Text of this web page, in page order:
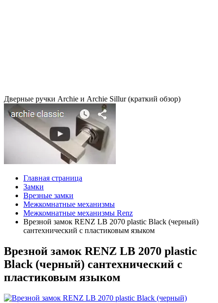
Дверные ручки Archie и Archie Sillur (краткий обзор)
Главная страница
Замки
Врезные замки
Межкомнатные механизмы
Межкомнатные механизмы Renz
Врезной замок RENZ LB 2070 plastic Black (черный)
сантехнический с пластиковым языком
Врезной замок RENZ LB 2070 plastic
Black (черный) сантехнический с
пластиковым языком